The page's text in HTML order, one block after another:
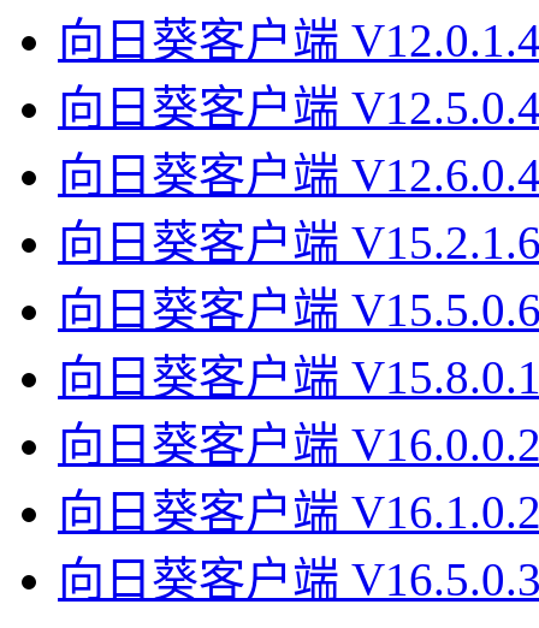
向日葵客户端
向日葵客户端
向日葵客户端
向日葵客户端
向日葵客户端
向日葵客户端
向日葵客户端
向日葵客户端
向日葵客户端